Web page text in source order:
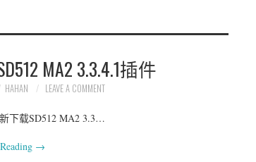
MA2 3.3.4.1插件
HAHAN LEAVE A COMMENT
下载SD512 MA2 3.3…
→